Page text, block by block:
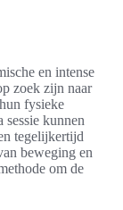
en intense
zoek zijn naar
fysieke
kunnen
tegelijkertijd
beweging en
om de